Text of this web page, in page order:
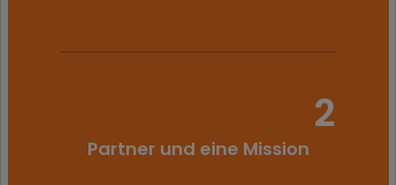
2
Partner und eine Mission